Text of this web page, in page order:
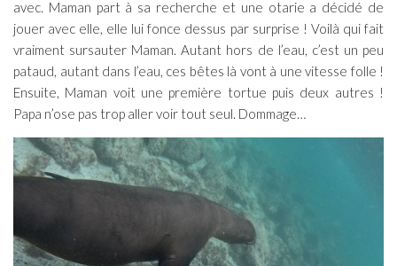
avec. Maman part à sa recherche et une otarie a décidé de
jouer avec elle, elle lui fonce dessus par surprise ! Voilà qui fait
vraiment sursauter Maman. Autant hors de l’eau, c’est un peu
pataud, autant dans l’eau, ces bêtes là vont à une vitesse folle !
Ensuite, Maman voit une première tortue puis deux autres !
Papa n’ose pas trop aller voir tout seul. Dommage…